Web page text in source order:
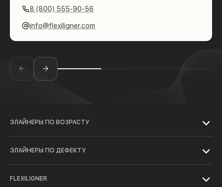
8 (800) 555-90-56
info@flexiligner.com
ЭЛАЙНЕРЫ ПО ВОЗРАСТУ
ЭЛАЙНЕРЫ ПО ДЕФЕКТУ
FLEXILIGNER